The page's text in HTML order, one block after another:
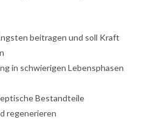
beitragen und soll Kraft
in schwierigen Lebensphasen
Bestandteile
regenerieren